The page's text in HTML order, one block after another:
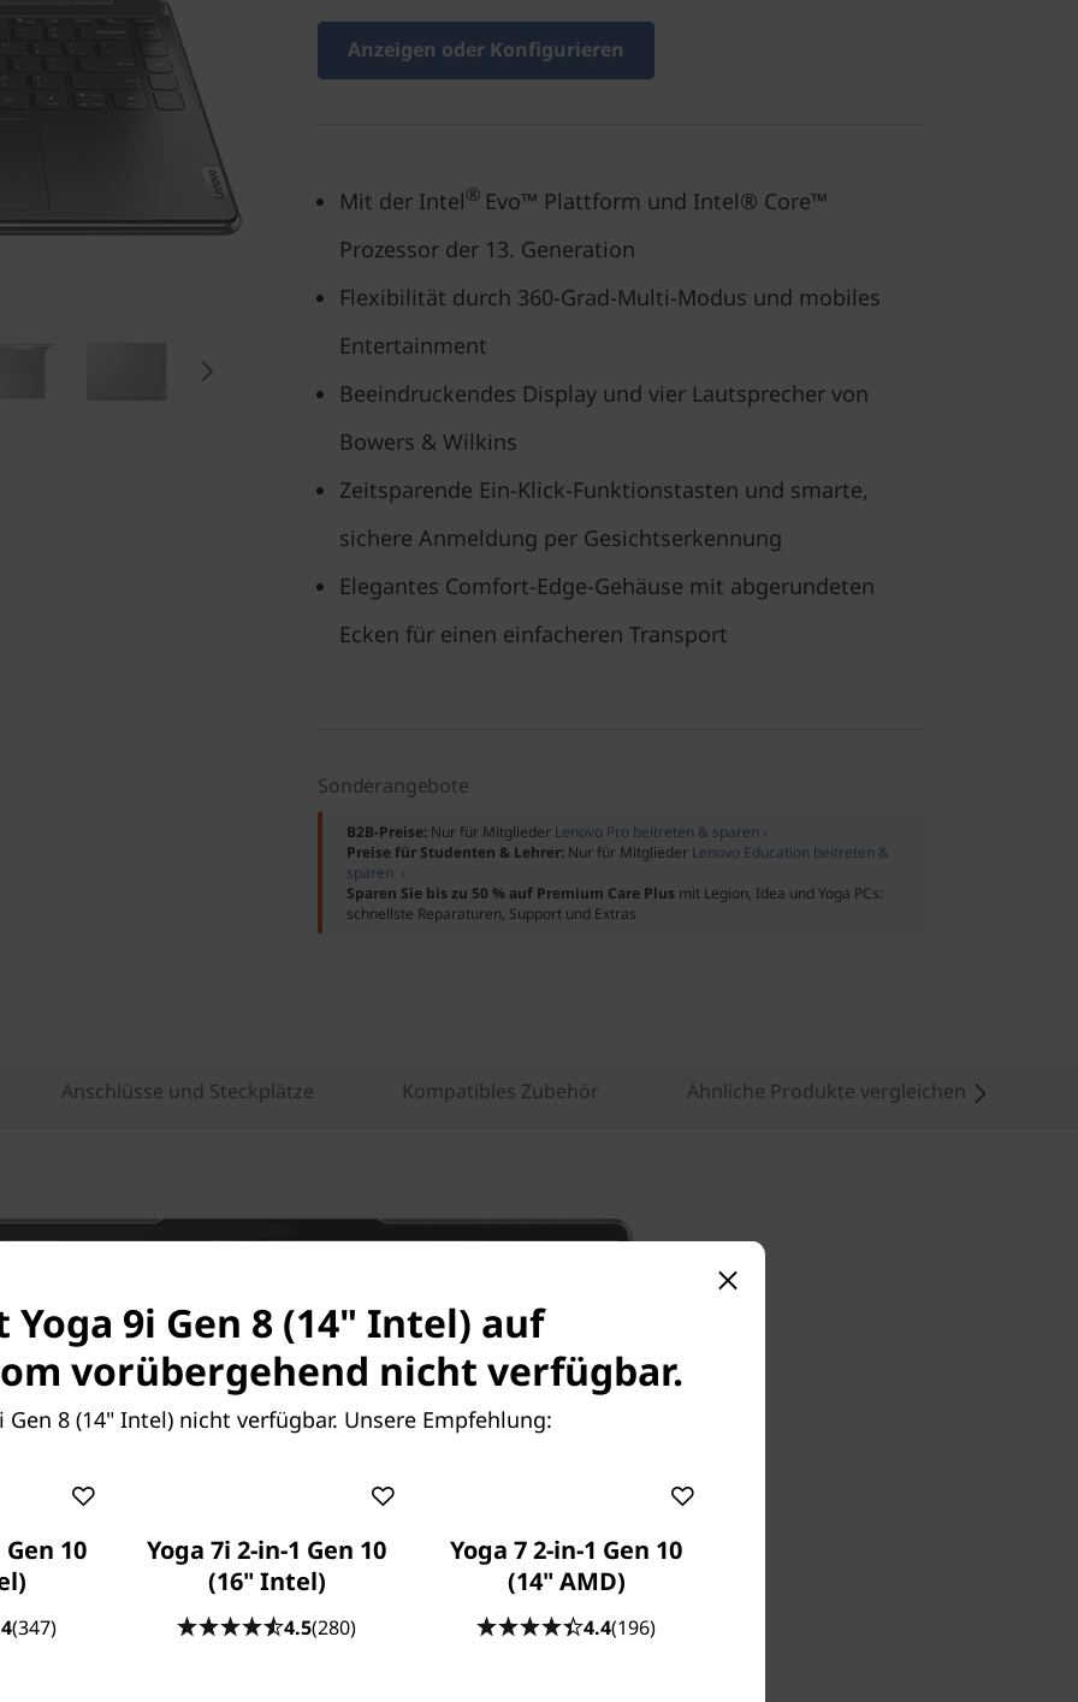
Anzeigen oder Konfigurieren
Mit der Intel® Evo™ Plattform und Intel® Core™
Prozessor der 13. Generation
Flexibilität durch 360-Grad-Multi-Modus und mobiles
Entertainment
Beeindruckendes Display und vier Lautsprecher von
Bowers & Wilkins
Zeitsparende Ein-Klick-Funktionstasten und smarte,
sichere Anmeldung per Gesichtserkennung
Elegantes Comfort-Edge-Gehäuse mit abgerundeten
Ecken für einen einfacheren Transport
Sonderangebote
B2B-Preise: Nur für Mitglieder Lenovo Pro beitreten & sparen ›
Preise für Studenten & Lehrer: Nur für Mitglieder Lenovo Education beitreten &
sparen ›
Sparen Sie bis zu 50 % auf Premium Care Plus mit Legion, Idea und Yoga PCs:
schnellste Reparaturen, Support und Extras
Anschlüsse und Steckplätze Kompatibles Zubehör Ähnliche Produkte vergleichen
Yoga 9i Gen 8 (14" Intel) auf
vorübergehend nicht verfügbar.
Gen 8 (14" Intel) nicht verfügbar. Unsere Empfehlung:
10
(347)
Yoga 7i 2-in-1 Gen 10
(16" Intel)
4.5(280)
Yoga 7 2-in-1 Gen 10
(14" AMD)
4.4(196)